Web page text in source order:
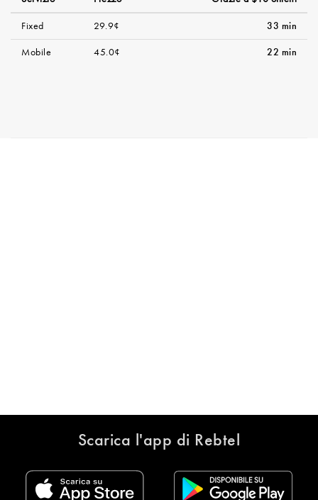
Fixed 29.9¢ 33 min
Mobile 45.0¢ 22 min
Scarica l'app di Rebtel